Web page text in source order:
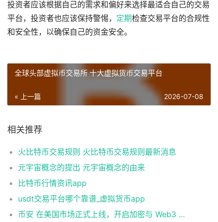
投资者应该根据自己的需求和偏好来选择最适合自己的交易
平台，投资者也应该保持警惕， 定期检查交易平台的合规性
和安全性，以确保自己的资金安全。
全球头部虚拟币交易所 十大虚拟货币交易平台
« 上一篇 2026-07-08
相关推荐
火比特币交易规则 火比特币交易规则最新消息
元宇宙概念的提出 元宇宙概念的由来
比特币行情资讯app
usdt交易平台哪个靠谱_虚拟货币app
币安 在美国市场正式上线，开启加密与 Web3 创新的全新时代！